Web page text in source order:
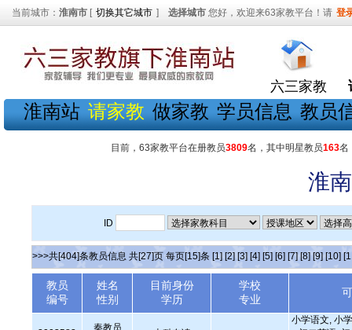
当前城市： 淮南市 [ 切换其它城市 ] 选择城市 您好，欢迎来63家教平台！请 登
六三家教
淮南站 请家教 做家教 学员信息 教员
目前，63家教平台在册教员3809名，其中明星教员163名
淮
ID
>>>共[404]条教员信息 共[27]页 每页[15]条 [1] [2] [3] [4] [5] [6] [7] [8] [9] [10]
教员
编号
姓名
性别
目前身份
学历
学校
专业
秦教员
小学语文, 小